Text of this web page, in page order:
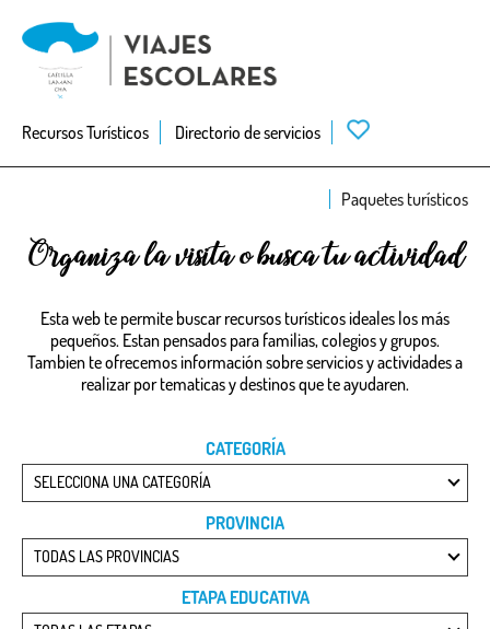
main
navigation
Recursos Turísticos Directorio de servicios
Paquetes turísticos
Organiza la visita o busca tu actividad
Esta web te permite buscar recursos turísticos ideales los más
pequeños. Estan pensados para familias, colegios y grupos.
Tambien te ofrecemos información sobre servicios y actividades a
realizar por tematicas y destinos que te ayudaren.
CATEGORÍA
SELECCIONA UNA CATEGORÍA
PROVINCIA
TODAS LAS PROVINCIAS
ETAPA EDUCATIVA